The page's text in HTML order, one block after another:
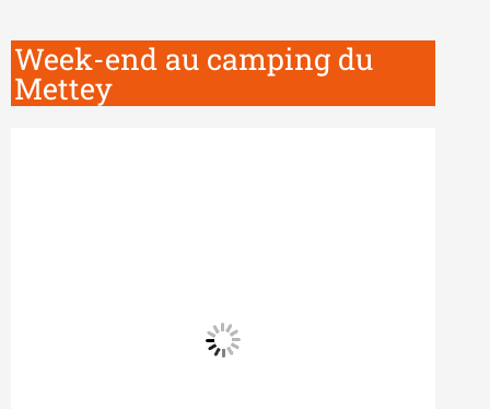
Week-end au camping du
Mettey